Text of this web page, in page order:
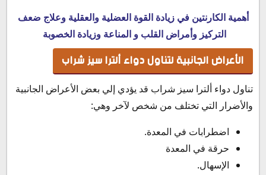
أهمية الكارنتين في زيادة القوة العضلية والعقلية وعلاج ضعف
التركيز وأمراض القلب و المناعة وزيادة الخصوبة
الأعراض الجانبية لتناول دواء ألترا سيز شراب
تناول دواء ألترا سيز شراب قد يؤدي إلي بعض الأعراض الجانبية
والأضرار التي تختلف من شخص لآخر وهي:
اضطرابات في المعدة.
حرقة في المعدة
الإسهال.